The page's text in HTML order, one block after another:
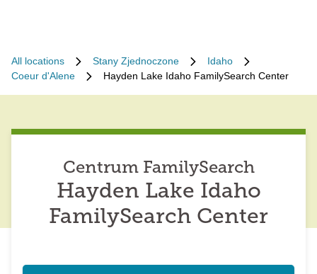
All locations Stany Zjednoczone
Idaho
Coeur d'Alene
Hayden Lake Idaho FamilySearch Center
Centrum FamilySearch
Hayden Lake Idaho
FamilySearch Center